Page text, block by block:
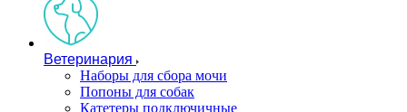
Ветеринария
Наборы для сбора мочи
Попоны для собак
Катетеры подключичные